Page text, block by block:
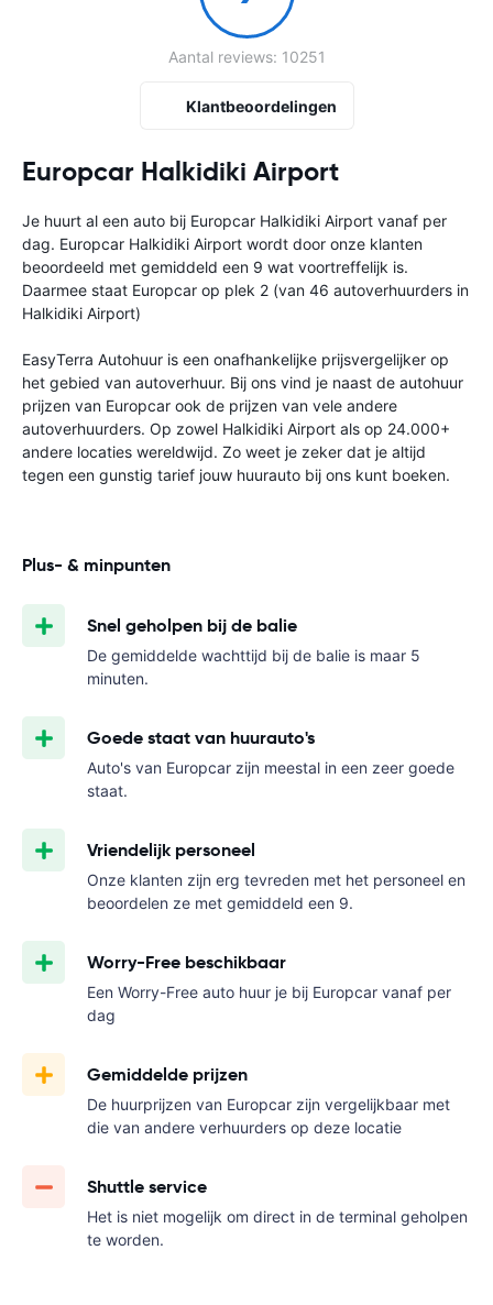
Europcar Halkidiki Airport
Je huurt al een auto bij Europcar Halkidiki Airport vanaf per
dag. Europcar Halkidiki Airport wordt door onze klanten
beoordeeld met gemiddeld een 9 wat voortreffelijk is.
Daarmee staat Europcar op plek 2 (van 46 autoverhuurders in
Halkidiki Airport)
EasyTerra Autohuur is een onafhankelijke prijsvergelijker op
het gebied van autoverhuur. Bij ons vind je naast de autohuur
prijzen van Europcar ook de prijzen van vele andere
autoverhuurders. Op zowel Halkidiki Airport als op 24.000+
andere locaties wereldwijd. Zo weet je zeker dat je altijd
tegen een gunstig tarief jouw huurauto bij ons kunt boeken.
Plus- & minpunten
Snel geholpen bij de balie
De gemiddelde wachttijd bij de balie is maar 5
minuten.
Goede staat van huurauto's
Auto's van Europcar zijn meestal in een zeer goede
staat.
Vriendelijk personeel
Onze klanten zijn erg tevreden met het personeel en
beoordelen ze met gemiddeld een 9.
Worry-Free beschikbaar
Een Worry-Free auto huur je bij Europcar vanaf per
dag
Gemiddelde prijzen
De huurprijzen van Europcar zijn vergelijkbaar met
die van andere verhuurders op deze locatie
Shuttle service
Het is niet mogelijk om direct in de terminal geholpen
te worden.
Aantal reviews: 10251
Klantbeoordelingen